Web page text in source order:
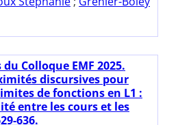
du Colloque EMF 2025.
discursives pour
de fonctions en L1 :
entre les cours et les
636.